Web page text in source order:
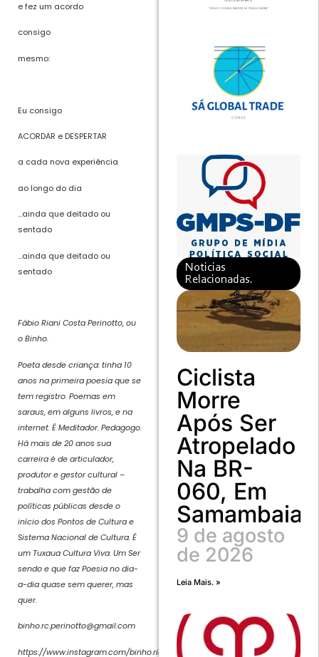
e fez um acordo
consigo
mesmo:
Eu consigo
ACORDAR e DESPERTAR
a cada nova experiência
ao longo do dia
…ainda que deitado ou
sentado
…ainda que deitado ou
sentado
Fábio Riani Costa Perinotto, ou
o Binho.
Poeta desde criança: tinha 10
anos na primeira poesia que se
tem registro. Poemas em
saraus, em alguns livros, e na
internet. É Meditador. Pedagogo.
Há mais de 20 anos sua
carreira é de articulador,
produtor e gestor cultural –
trabalha com gestão de
políticas públicas desde o
início dos Pontos de Cultura e
Sistema Nacional de Cultura. É
um Tuxaua Cultura Viva. Um Ser
sendo e que faz Poesia no dia-
a-dia quase sem querer, mas
quer.
binho.rc.perinotto@gmail.com
https://www.instagram.com/binho.riani.perinotto/
Noticias
Relacionadas.
Ciclista
Morre
Após Ser
Atropelado
Na BR-
060, Em
Samambaia
9 de agosto
de 2026
Leia Mais. »